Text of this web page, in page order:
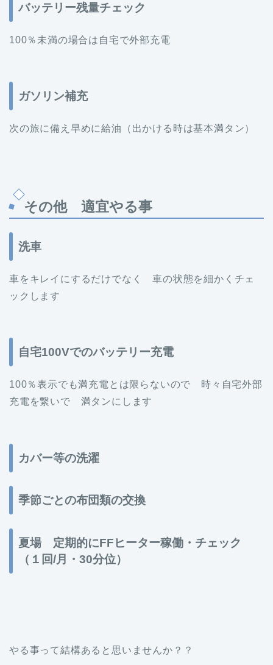
バッテリー残量チェック
100％未満の場合は自宅で外部充電
ガソリン補充
次の旅に備え早めに給油（出かける時は基本満タン）
その他 適宜やる事
洗車
車をキレイにするだけでなく 車の状態を細かくチェ
ックします
自宅100Vでのバッテリー充電
100％表示でも満充電とは限らないので 時々自宅外部
充電を繋いで 満タンにします
カバー等の洗濯
季節ごとの布団類の交換
夏場 定期的にFFヒーター稼働・チェック
（１回/月・30分位）
やる事って結構あると思いませんか？？